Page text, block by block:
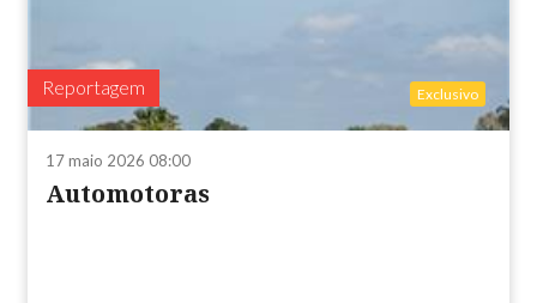
Reportagem Exclusivo
17 maio 2026 08:00
Automotoras